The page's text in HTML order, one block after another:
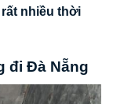
rất nhiều thời
đi Đà Nẵng